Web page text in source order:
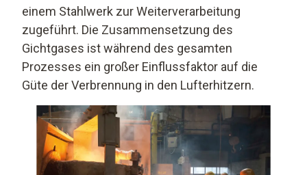
einem Stahlwerk zur Weiterverarbeitung
zugeführt. Die Zusammensetzung des
Gichtgases ist während des gesamten
Prozesses ein großer Einflussfaktor auf die
Güte der Verbrennung in den Lufterhitzern.